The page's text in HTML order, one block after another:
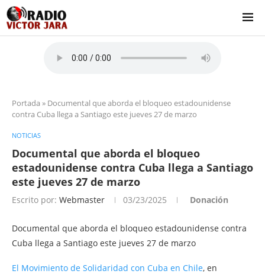
Portada » Documental que aborda el bloqueo estadounidense
contra Cuba llega a Santiago este jueves 27 de marzo
NOTICIAS
Documental que aborda el bloqueo
estadounidense contra Cuba llega a Santiago
este jueves 27 de marzo
Escrito por: Webmaster 03/23/2025 Donación
Documental que aborda el bloqueo estadounidense contra
Cuba llega a Santiago este jueves 27 de marzo
El Movimiento de Solidaridad con Cuba en Chile, en